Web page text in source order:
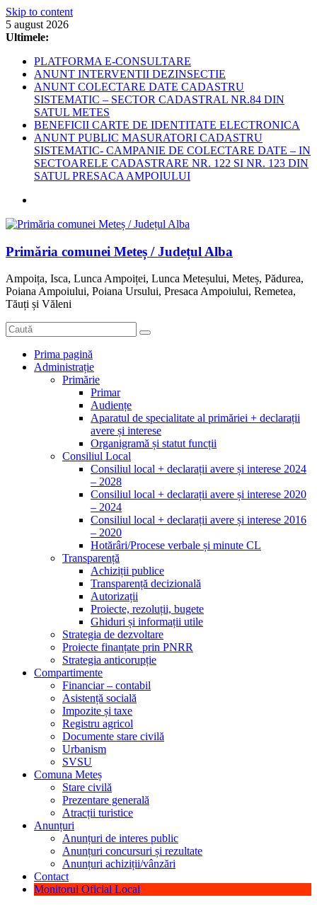
Skip to content
5 august 2026
Ultimele:
PLATFORMA E-CONSULTARE
ANUNT INTERVENTII DEZINSECTIE
ANUNT COLECTARE DATE CADASTRU
SISTEMATIC – SECTOR CADASTRAL NR.84 DIN
SATUL METES
BENEFICII CARTE DE IDENTITATE ELECTRONICA
ANUNT PUBLIC MASURATORI CADASTRU
SISTEMATIC- CAMPANIE DE COLECTARE DATE – IN
SECTOARELE CADASTRARE NR. 122 SI NR. 123 DIN
SATUL PRESACA AMPOIULUI
Primăria comunei Meteș / Județul Alba
Ampoița, Isca, Lunca Ampoiței, Lunca Meteșului, Meteș, Pădurea,
Poiana Ampoiului, Poiana Ursului, Presaca Ampoiului, Remetea,
Tăuți și Văleni
Prima pagină
Administrație
Primărie
Primar
Audiențe
Aparatul de specialitate al primăriei + declarații
avere și interese
Organigramă și statut funcții
Consiliul Local
Consiliul local + declarații avere și interese 2024
– 2028
Consiliul local + declarații avere și interese 2020
– 2024
Consiliul local + declarații avere și interese 2016
– 2020
Hotărâri/Procese verbale și minute CL
Transparență
Achiziții publice
Transparență decizională
Autorizații
Proiecte, rezoluții, bugete
Ghiduri și informații utile
Strategia de dezvoltare
Proiecte finanțate prin PNRR
Strategia anticorupție
Compartimente
Financiar – contabil
Asistență socială
Impozite și taxe
Registru agricol
Documente stare civilă
Urbanism
SVSU
Comuna Meteș
Stare civilă
Prezentare generală
Atracții turistice
Anunțuri
Anunțuri de interes public
Anunțuri concursuri și rezultate
Anunțuri achiziții/vânzări
Contact
Monitorul Oficial Local